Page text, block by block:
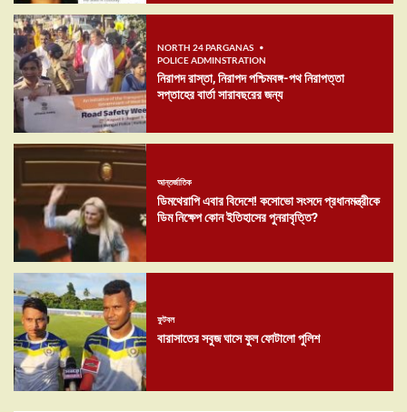
NORTH 24 PARGANAS
POLICE ADMINSTRATION
নিরাপদ রাস্তা, নিরাপদ পশ্চিমবঙ্গ-পথ নিরাপত্তা
সপ্তাহের বার্তা সারাবছরের জন্য
আন্তর্জাতিক
ডিমথেরাপি এবার বিদেশে! কসোভো সংসদে প্রধানমন্ত্রীকে
ডিম নিক্ষেপ কোন ইতিহাসের পুনরাবৃত্তি?
ফুটবল
বারাসাতের সবুজ ঘাসে ফুল ফোটালো পুলিশ